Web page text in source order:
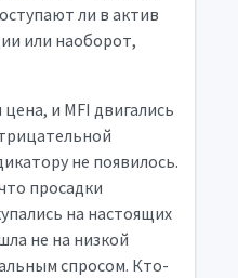
ли в актив
или наоборот,
и MFI двигались
не появилось.
просадки
на настоящих
не на низкой
спросом. Кто-